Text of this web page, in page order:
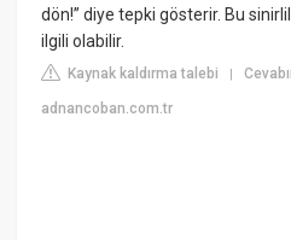
dön!” diye tepki gösterir. Bu
ilgili olabilir.
Kaynak kaldırma talebi |
adnancoban.com.tr